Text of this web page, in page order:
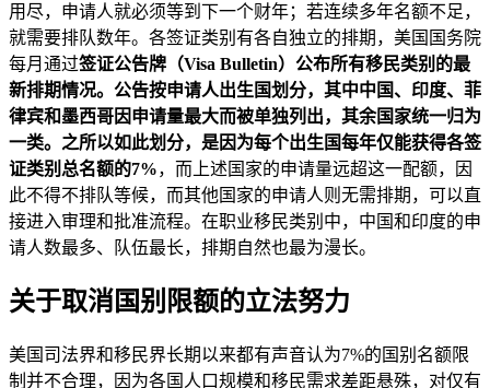
用尽，申请人就必须等到下一个财年；若连续多年名额不足，
就需要排队数年。各签证类别有各自独立的排期，美国国务院
每月通过签证公告牌（Visa Bulletin） 公布所有移民类别的最
新排期情况。公告按申请人出生国划分，其中中国、印度、菲
律宾和墨西哥因申请量最大而被单独列出，其余国家统一归为
一类。之所以如此划分，是因为每个出生国每年仅能获得各签
证类别总名额的7%，而上述国家的申请量远超这一配额，因
此不得不排队等候，而其他国家的申请人则无需排期，可以直
接进入审理和批准流程。在职业移民类别中，中国和印度的申
请人数最多、队伍最长，排期自然也最为漫长。
关于取消国别限额的立法努力
美国司法界和移民界长期以来都有声音认为7%的国别名额限
制并不合理，因为各国人口规模和移民需求差距悬殊，对仅有